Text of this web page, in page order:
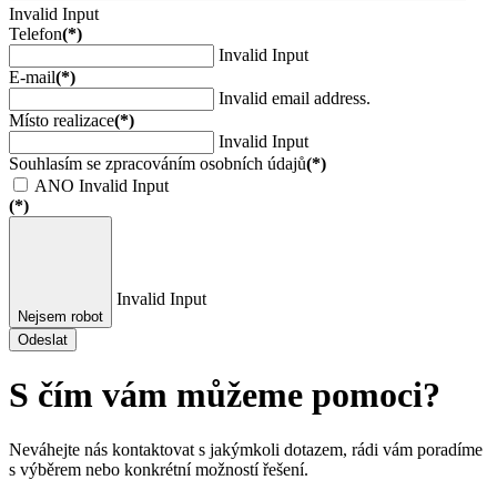
Invalid Input
Telefon(*)
Invalid Input
E-mail(*)
Invalid email address.
Místo realizace(*)
Invalid Input
Souhlasím se zpracováním osobních údajů(*)
ANO Invalid Input
(*)
Nejsem robot
Invalid Input
Odeslat
S čím vám můžeme pomoci?
Neváhejte nás kontaktovat s jakýmkoli dotazem, rádi vám poradíme
s výběrem nebo konkrétní možností řešení.